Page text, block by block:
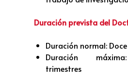
Duración prevista del
Duración normal:
Duración
trimestres